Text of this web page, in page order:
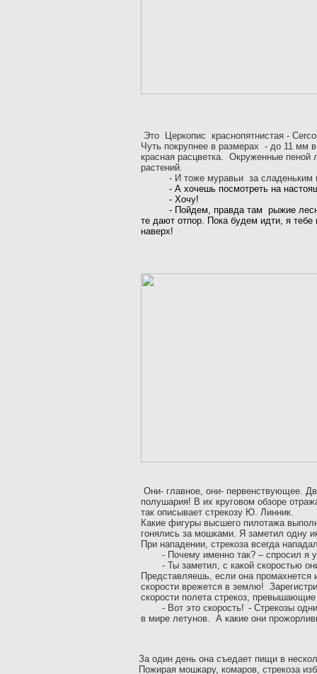
Это Церкопис
краснопятнистая -
Чуть покрупнее в размерах - до 11 мм в
красная расцветка. Окруженные пеной
растений.
- И тоже муравьи за сладеньким
- А хочешь посмотреть на
- Хочу!
- Пойдем, правда там рыжие
те дают отпор. Пока будем идти, я тебе
наверх!
Они- главное, они- первенствующее.
полушария! В их круговом обзоре
так описывает стрекозу Ю. Линник.
Какие фигуры высшего пилотажа
гонялись за мошками. Я заметил одну
При нападении, стрекоза всегда
- Почему именно так? – спросил я
- Ты заметил, с какой скоростью
Представляешь, если она промахнется
скорости врежется в землю!
скорости полета стрекоз,
- Вот это скорость! - Стрекозы
в мире летунов. А какие они
За один день она съедает пищи в
Пожирая мошкару, комаров, стрекоза